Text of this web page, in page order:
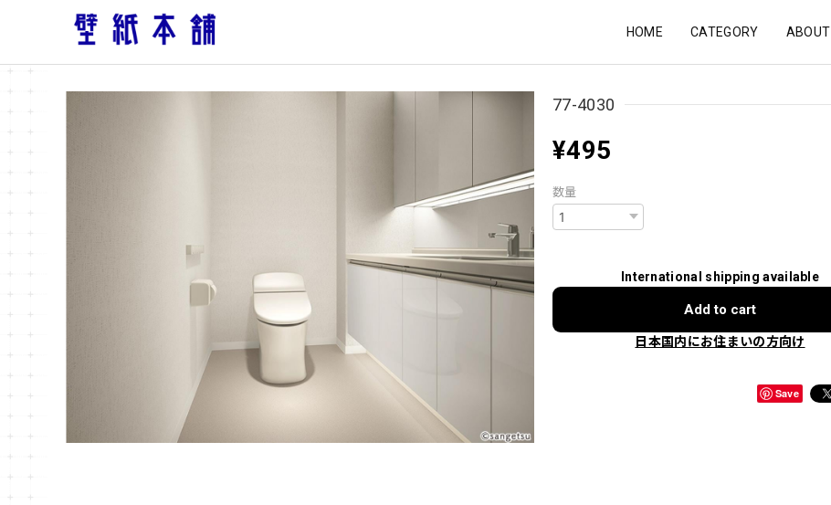
HOME CATEGORY ABOUT
77-4030
¥495
数量
International shipping available
Add to cart
日本国内にお住まいの方向け
Save